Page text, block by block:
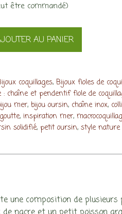
être commandé)
AU PANIER
coquillages, Bijoux fioles de
: chaîne et pendentif fiole de
mer, bijou oursin, chaîne inox,
, inspiration mer,
solidifié, petit oursin, style nature
une composition de